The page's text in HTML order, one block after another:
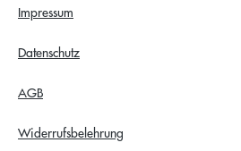
Impressum
Datenschutz
AGB
Widerrufsbelehrung